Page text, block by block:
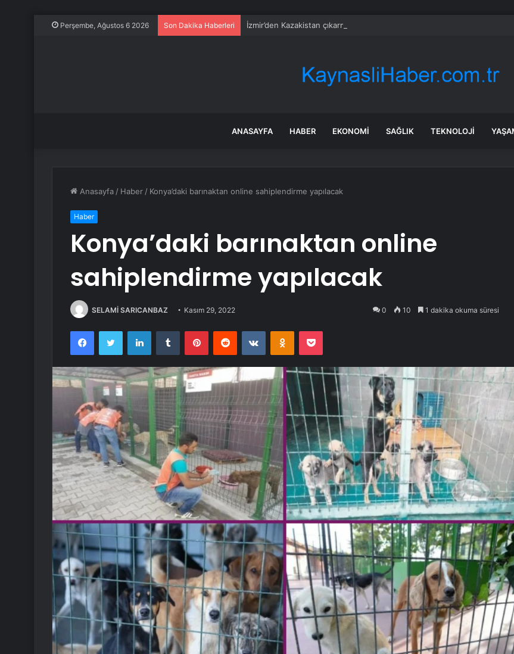
Perşembe, Ağustos 6 2026 Son Dakika Haberleri İzmir’den Kazakistan çıkarması… İzmir ile üç kent arasında ticaret ve
ANASAYFA HABER EKONOMI SAĞLIK TEKNOLOJI
Anasayfa / Haber / Konya’daki barınaktan online sahiplendirme yapılacak
Haber
Konya’daki barınaktan online
sahiplendirme yapılacak
SELAMİ SARICANBAZ Kasım 29, 2022 0 10 1 dakika okuma süresi
FacebookTwitter LinkedInTumblr PinterestReddit VKontakteOdnoklassniki
Pocket